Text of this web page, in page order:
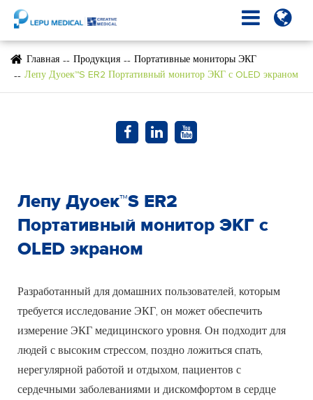
Главная Продукция
Портативные мониторы ЭКГ
Лепу Дуоек™S ER2 Портативный монитор ЭКГ с OLED экраном
Лепу Дуоек™S ER2
Портативный монитор ЭКГ с
OLED экраном
Разработанный для домашних пользователей, которым
требуется исследование ЭКГ, он может обеспечить
измерение ЭКГ медицинского уровня. Он подходит для
людей с высоким стрессом, поздно ложиться спать,
нерегулярной работой и отдыхом, пациентов с
сердечными заболеваниями и дискомфортом в сердце